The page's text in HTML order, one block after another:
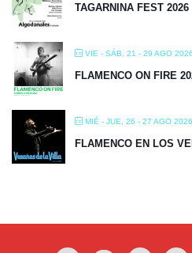
TAGARNINA FEST 2026
VIE - SÁB, 21 - 29 AGO 2026
FLAMENCO ON FIRE
MIÉ - JUE, 26 - 27 AGO 2026
FLAMENCO EN LOS